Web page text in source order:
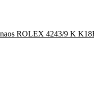
ROLEX 4243/9 K